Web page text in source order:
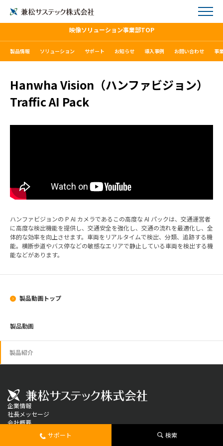
映像ソリューション事業部TOP
製品情報 ソリューション サポート お知らせ 導入事例 お問い合わせ 事
Hanwha Vision（ハンファビジョン）
Traffic AI Pack
ハンファビジョンの P AI カメラであるこの高度な AI パックは、交通運営者
に高度な検出機能を提供し、交通安全を強化し、交通の流れを最適化し、全
体的な効率を向上させます。車両をリアルタイムで検出、分類、追跡する機
能。横断歩道やバス停などの敏感なエリアで静止している車両を検出する機
能などがあります。
製品動画トップ
製品動画
製品紹介
企業情報
社長メッセージ
会社概要
サポート 検索